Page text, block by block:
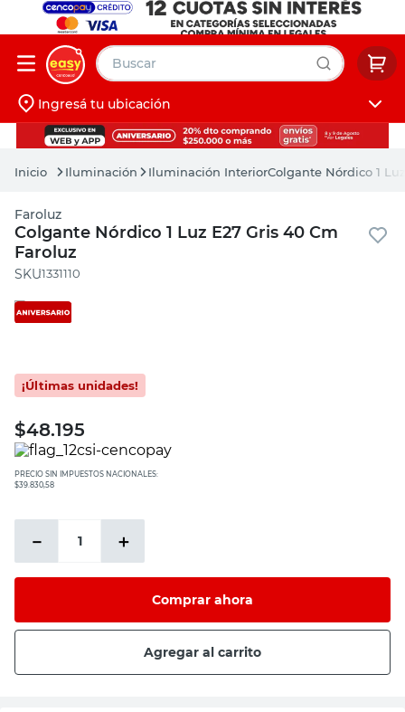
Buscar
Iniciá sesión
Ingresá tu ubicación
Iluminación Iluminación InteriorColgante Nórdico 1
Faroluz
Colgante Nórdico 1 Luz E27 Gris 40 Cm
Faroluz
:1331110
$48.195
PRECIO SIN IMPUESTOS NACIONALES:
$39.830,58
＋
－
Comprar ahora
Agregar al carrito
muebles
pintura
escritorio
puertas
placard